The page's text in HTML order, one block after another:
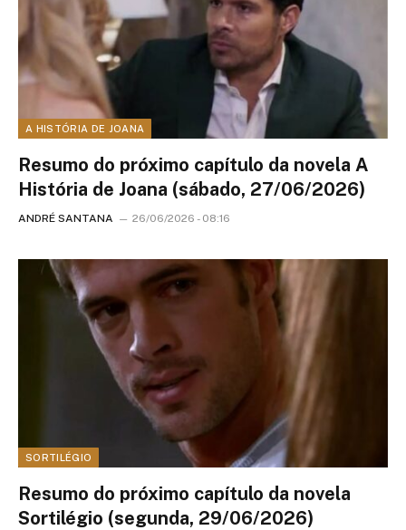
A HISTÓRIA DE JOANA
Resumo do próximo capítulo da novela A
História de Joana (sábado, 27/06/2026)
ANDRÉ SANTANA 26/06/2026 - 08:16
SORTILÉGIO
Resumo do próximo capítulo da novela
Sortilégio (segunda, 29/06/2026)